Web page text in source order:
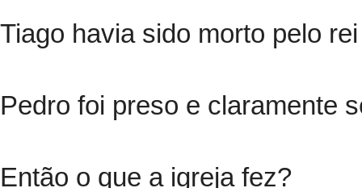
Tiago havia sido morto pelo
Pedro foi preso e claramente
Então o que a igreja fez?